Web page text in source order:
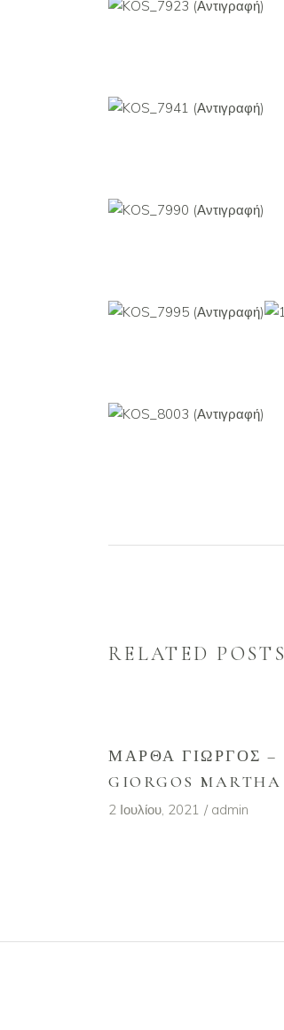
RELATED POSTS
ΜΆΡΘΑ ΓΙΏΡΓΟΣ –
GIORGOS MARTHA
2 Ιουλίου, 2021 admin